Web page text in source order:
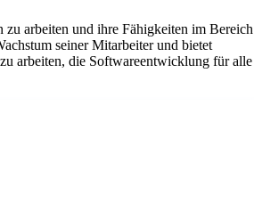
arbeiten und ihre Fähigkeiten im Bereich
seiner Mitarbeiter und bietet
arbeiten, die Softwareentwicklung für alle